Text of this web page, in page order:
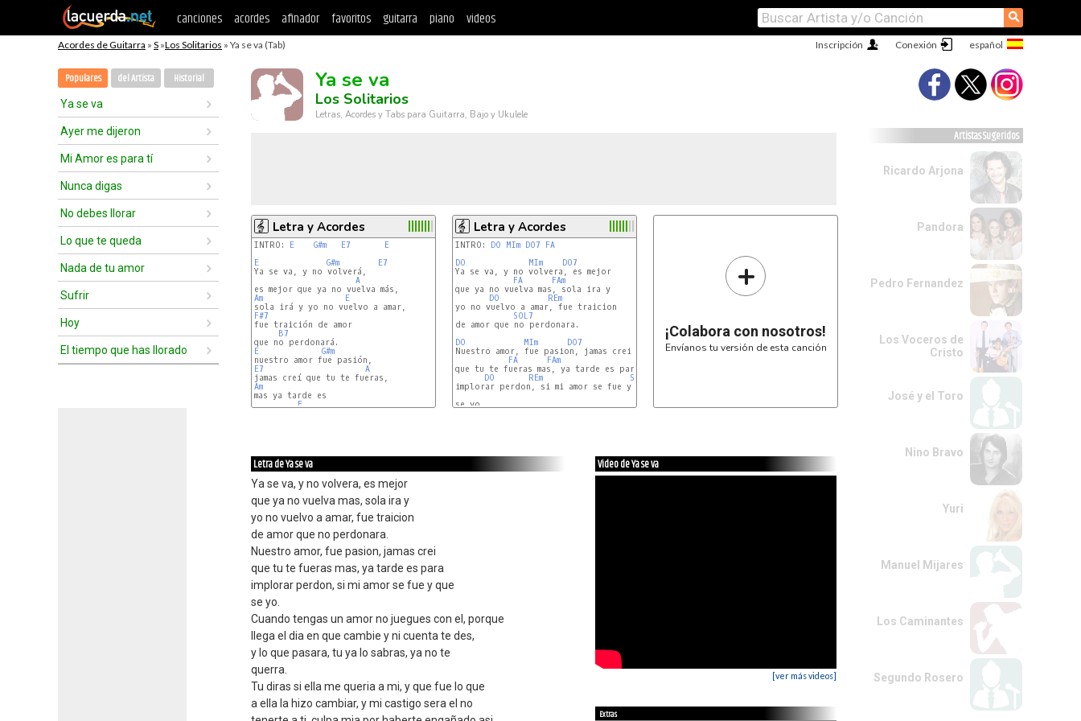
canciones acordes afinador favoritos guitarra piano videos ⚲
Acordes de Guitarra » S »Los Solitarios » Ya se va (Tab) Conexión
Inscripción
Populares del Artista Historial
Ya se va
Ayer me dijeron
Mi Amor es para tí
Nunca digas
No debes llorar
Lo que te queda
Nada de tu amor
Sufrir
Hoy
El tiempo que has llorado
Ya se va
Los Solitarios
Letras, Acordes y Tabs para Guitarra, Bajo y Ukulele
Letra y Acordes
INTRO: E G#m E7
E
E
G#m
E7
Ya se va, y no volverá,
A
Am
E
F#7
fue traición de amor
B7
E
G#m
E7
A
Am
E
Letra y Acordes
INTRO: DO MIm DO7
FA
DO
MIm
DO7
Ya se va, y no volvera, es mejor
FA
FAm
que ya no vuelva mas, sola ira y
DO
REm
yo no vuelvo a amar, fue traicion
SOL7
de amor que no perdonara.
DO
MIm
DO7
Nuestro amor, fue pasion, jamas crei
FA
FAm
que tu te fueras mas, ya tarde es para
DO
REm
SOL7
implorar perdon, si mi amor se fue y que
se yo.
+
¡Colabora con nosotros!
Envíanos tu versión de esta canción
Letra de Ya se va
Ya se va, y no volvera, es mejor
que ya no vuelva mas, sola ira y
yo no vuelvo a amar, fue traicion
de amor que no perdonara.
Nuestro amor, fue pasion, jamas crei
que tu te fueras mas, ya tarde es para
implorar perdon, si mi amor se fue y que
se yo.
Cuando tengas un amor no juegues con el, porque
llega el dia en que cambie y ni cuenta te des,
y lo que pasara, tu ya lo sabras, ya no te
querra.
Tu diras si ella me queria a mi, y que fue lo que
a ella la hizo cambiar, y mi castigo sera el no
Video de Ya se va
[ver más videos]
Extras
Artistas Sugeridos
Ricardo Arjona
Pandora
Pedro Fernandez
Los Voceros de
Cristo
José y el Toro
Nino Bravo
Yuri
Manuel Mijares
Los Caminantes
Segundo Rosero